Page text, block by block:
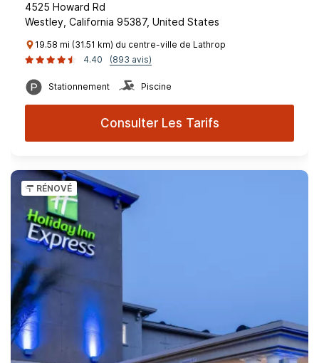
4525 Howard Rd
Westley, California 95387, United States
19.58 mi (31.51 km) du centre-ville de Lathrop
4.40
(893 avis)
Stationnement Piscine
Consulter Les Tarifs
RÉNOVÉ